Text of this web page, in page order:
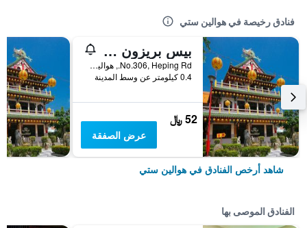
فنادق رخيصة في هوالين ستي
بيس بريزون كافيه إن
No.306, Heping Rd., هوالين ستي, تايوان
0.4 كيلومتر عن وسط المدينة
52 ﷼
عرض الصفقة
شاهد أرخص الفنادق في هوالين ستي
الفنادق الموصى بها